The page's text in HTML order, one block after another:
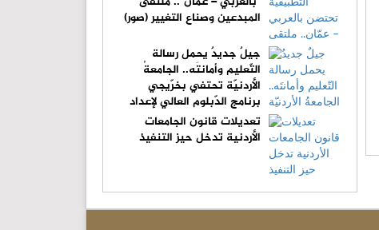
المبدعين وصناع التغيير (صور)
جيلٌ جديدٌ يحمل رسالة
التّعليم وأمانتَه.. الجامعةُ
الأردنيّة تحتفي بخرّيجي
برنامج الدّبلوم العالي لإعداد
المعلّمين
تعديلات قانون الجامعات
الأردنية تدخل حيز التنفيذ